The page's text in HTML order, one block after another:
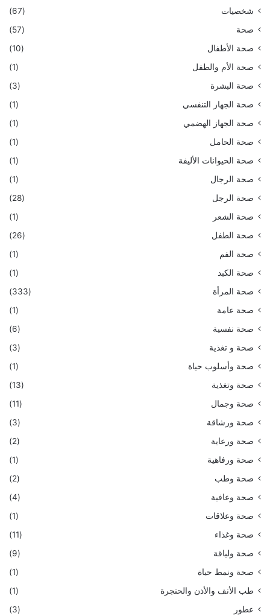
شخصيات
(67)
صحة
(57)
صحة الأطفال
(10)
صحة الأم والطفل
(1)
صحة البشرة
(3)
صحة الجهاز التنفسي
(1)
صحة الجهاز الهضمي
(1)
صحة الحامل
(1)
صحة الحيوانات الأليفة
(1)
صحة الرجال
(1)
صحة الرجل
(28)
صحة الشعر
(1)
صحة الطفل
(26)
صحة الفم
(1)
صحة الكبد
(1)
صحة المرأة
(333)
صحة عامة
(1)
صحة نفسية
(6)
صحة و تغذية
(3)
صحة وأسلوب حياة
(1)
صحة وتغذية
(13)
صحة وجمال
(11)
صحة ورشاقة
(3)
صحة ورعاية
(2)
صحة ورفاهية
(1)
صحة وطب
(2)
صحة وعافية
(4)
صحة وعلاقات
(1)
صحة وغذاء
(11)
صحة ولياقة
(9)
صحة ونمط حياة
(1)
طب الأنف والأذن والحنجرة
(1)
عطور
(3)